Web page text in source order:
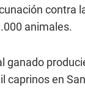
contra
animales.
ganado
en